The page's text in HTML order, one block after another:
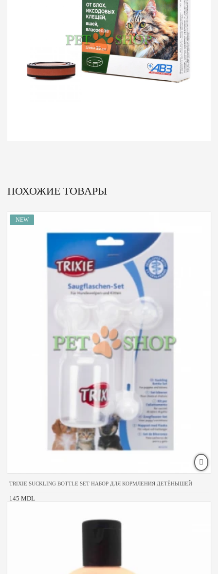
ПОХОЖИЕ ТОВАРЫ
TRIXIE SUCKLING BOTTLE SET НАБОР ДЛЯ КОРМЛЕНИЯ ДЕТЁНЫШЕЙ
145 MDL